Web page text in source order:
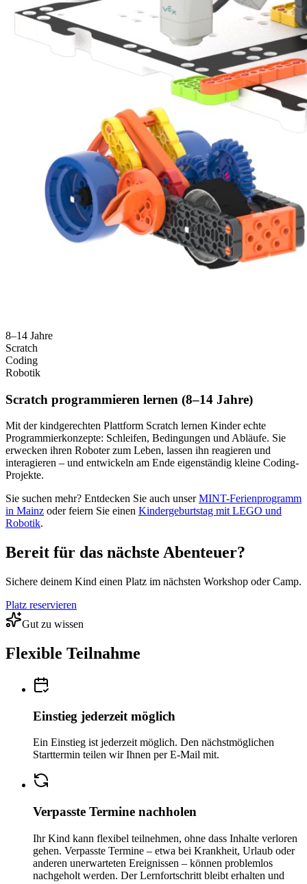
8–14 Jahre
Scratch
Coding
Robotik
Scratch programmieren lernen (8–14 Jahre)
Mit der kindgerechten Plattform Scratch lernen Kinder echte
Programmierkonzepte: Schleifen, Bedingungen und Abläufe. Sie
erwecken ihren Roboter zum Leben, lassen ihn reagieren und
interagieren – und entwickeln am Ende eigenständig kleine Coding-
Projekte.
Sie suchen mehr? Entdecken Sie auch unserMINT-Ferienprogramm
in Mainz oder feiern Sie einen Kindergeburtstag mit LEGO und
Robotik.
Bereit für das nächste Abenteuer?
Sichere deinem Kind einen Platz im nächsten Workshop oder Camp.
Platz reservieren
Gut zu wissen
Flexible Teilnahme
Einstieg jederzeit möglich
Ein Einstieg ist jederzeit möglich. Den nächstmöglichen
Starttermin teilen wir Ihnen per E-Mail mit.
Verpasste Termine nachholen
Ihr Kind kann flexibel teilnehmen, ohne dass Inhalte verloren
gehen. Verpasste Termine – etwa bei Krankheit, Urlaub oder
anderen unerwarteten Ereignissen – können problemlos
nachgeholt werden. Der Lernfortschritt bleibt erhalten und